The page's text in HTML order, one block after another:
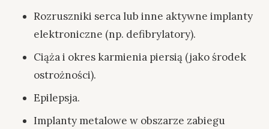
Rozruszniki serca lub inne aktywne implanty
elektroniczne (np. defibrylatory).
Ciąża i okres karmienia piersią (jako środek
ostrożności).
Epilepsja.
Implanty metalowe w obszarze zabiegu